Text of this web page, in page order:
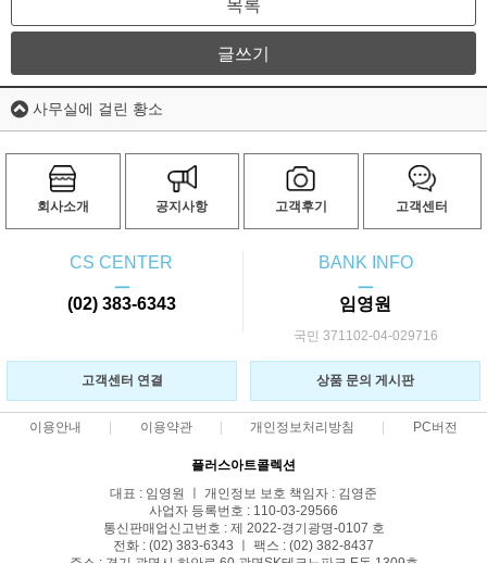
목록
글쓰기
사무실에 걸린 황소
회사소개 공지사항 고객후기 고객센터
CS CENTER
ㅡ
(02) 383-6343
BANK INFO
ㅡ
임영원
국민 371102-04-029716
고객센터 연결 상품 문의 게시판
이용안내 이용약관 개인정보처리방침 PC버전
플러스아트콜렉션
대표 : 임영원 ㅣ 개인정보 보호 책임자 : 김영준
사업자 등록번호 : 110-03-29566
통신판매업신고번호 : 제 2022-경기광명-0107 호
전화 : (02) 383-6343 ㅣ 팩스 : (02) 382-8437